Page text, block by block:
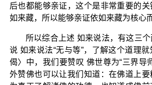
后也都能够亲证，这个是非常重要的
如来藏，所以能够亲证依如来藏为核心
所以综合上述 如来说法，有这三
说 如来说法“无与等”，了解这个道理
偈〉中，我们要赞叹 佛世尊为“三界导
外赞佛也可以让我们知道：在佛道上要